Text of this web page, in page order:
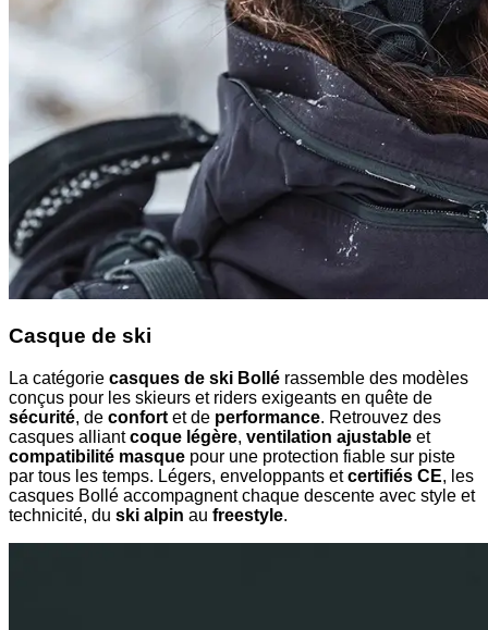
Casque de ski
La catégorie casques de ski Bollé rassemble des modèles
conçus pour les skieurs et riders exigeants en quête de
sécurité, de confort et de performance. Retrouvez des
casques alliantcoque légère, ventilation ajustable et
compatibilité masque pour une protection fiable sur piste
par tous les temps. Légers, enveloppants etcertifiés CE, les
casques Bollé accompagnent chaque descente avec style et
technicité, du ski alpin au freestyle.